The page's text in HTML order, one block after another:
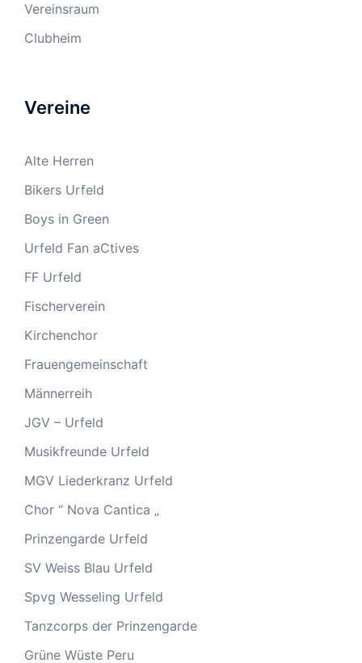
Vereinsraum
Clubheim
Vereine
Alte Herren
Bikers Urfeld
Boys in Green
Urfeld Fan aCtives
FF Urfeld
Fischerverein
Kirchenchor
Frauengemeinschaft
Männerreih
JGV – Urfeld
Musikfreunde Urfeld
MGV Liederkranz Urfeld
Chor “ Nova Cantica „
Prinzengarde Urfeld
SV Weiss Blau Urfeld
Spvg Wesseling Urfeld
Tanzcorps der Prinzengarde
Grüne Wüste Peru